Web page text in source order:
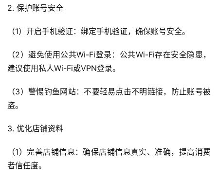
2. 保护账号安全
（1）开启手机验证：绑定手机验证，确保账号安全。
（2）避免使用公共Wi-Fi登录：公共Wi-Fi存在安全隐患，
建议使用私人Wi-Fi或VPN登录。
（3）警惕钓鱼网站：不要轻易点击不明链接，防止账号被
盗。
3. 优化店铺资料
（1）完善店铺信息：确保店铺信息真实、准确，提高消费
者信任度。